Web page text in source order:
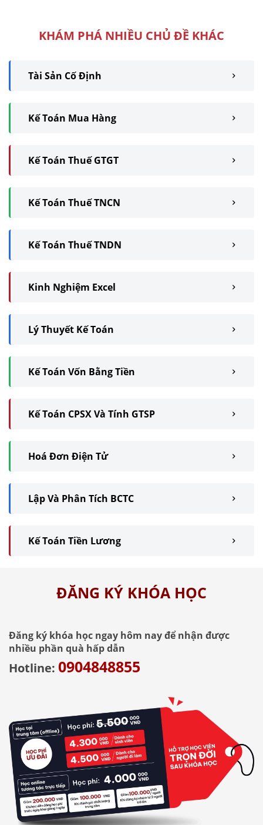
KHÁM PHÁ NHIỀU CHỦ ĐỀ KHÁC
Tài Sản Cố Định
Kế Toán Mua Hàng
Kế Toán Thuế GTGT
Kế Toán Thuế TNCN
Kế Toán Thuế TNDN
Kinh Nghiệm Excel
Lý Thuyết Kế Toán
Kế Toán Vốn Bằng Tiền
Kế Toán CPSX Và Tính GTSP
Hoá Đơn Điện Tử
Lập Và Phân Tích BCTC
Kế Toán Tiền Lương
ĐĂNG KÝ KHÓA HỌC
Đăng ký khóa học ngay hôm nay để nhận được
nhiều phần quà hấp dẫn
Hotline: 0904848855